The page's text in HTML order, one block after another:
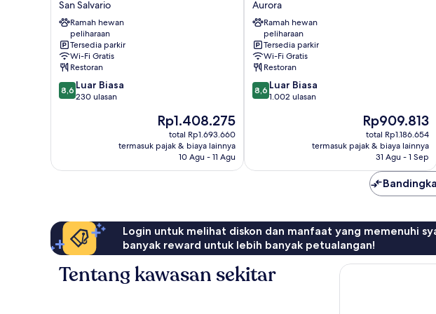
Marconi
San
Salvario
San Salvario
Ramah hewan
peliharaan
Tersedia parkir
Wi-Fi Gratis
Restoran
8.6
dari
8,6 Luar Biasa
230 ulasan
Harga
sekarang
Rp1.408.275
Rp1.408.275
total Rp1.693.660
termasuk pajak & biaya lainnya
10 Agu - 11 Agu
Fortino
Aurora
Aurora
Ramah hewan
peliharaan
Tersedia parkir
Wi-Fi Gratis
Restoran
8.6
dari
8,6 Luar Biasa
1.002 ulasan
Harga
sekarang
Rp909.813
Rp909.813
total Rp1.186.654
termasuk pajak & biaya lainnya
31 Agu - 1 Sep
Login untuk melihat diskon dan manfaat yang memenuhi
banyak reward untuk lebih banyak petualangan!
Tentang kawasan sekitar